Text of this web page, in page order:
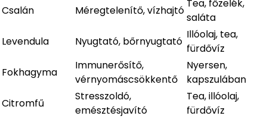
Csalán
Méregtelenítő, vízhajtó
Tea, főzelék,
saláta
Levendula
Nyugtató, bőrnyugtató
Illóolaj, tea,
fürdővíz
Fokhagyma
Immunerősítő,
vérnyomáscsökkentő
Nyersen,
kapszulában
Citromfű
Stresszoldó,
emésztésjavító
Tea, illóolaj,
fürdővíz